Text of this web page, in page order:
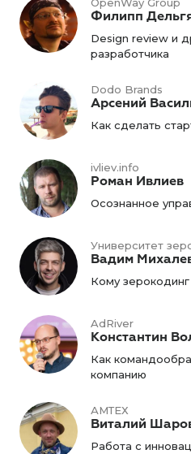
Филипп
Design review и
разработчика
Dodo Brands
Арсений
Как сделать
ivliev.info
Роман Ивлиев
Осознанное
Университет
Вадим
Кому
AdRiver
Константин
Как
компанию
АМТЕХ
Виталий
Работа с